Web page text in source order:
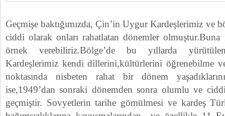
Geçmişe baktığımızda, Çin’in Uygur Kardeşlerimiz ve
ciddi olarak onları rahatlatan dönemler olmuştur.Buna
örnek verebiliriz.Bölge’de bu yıllarda
Kardeşlerimiz kendi dillerini,kültürlerini öğrenebilme
noktasında nisbeten rahat bir dönem
ise,1949’dan sonraki dönemden sonra olumlu ve
geçmiştir. Sovyetlerin tarihe gömülmesi ve kardeş